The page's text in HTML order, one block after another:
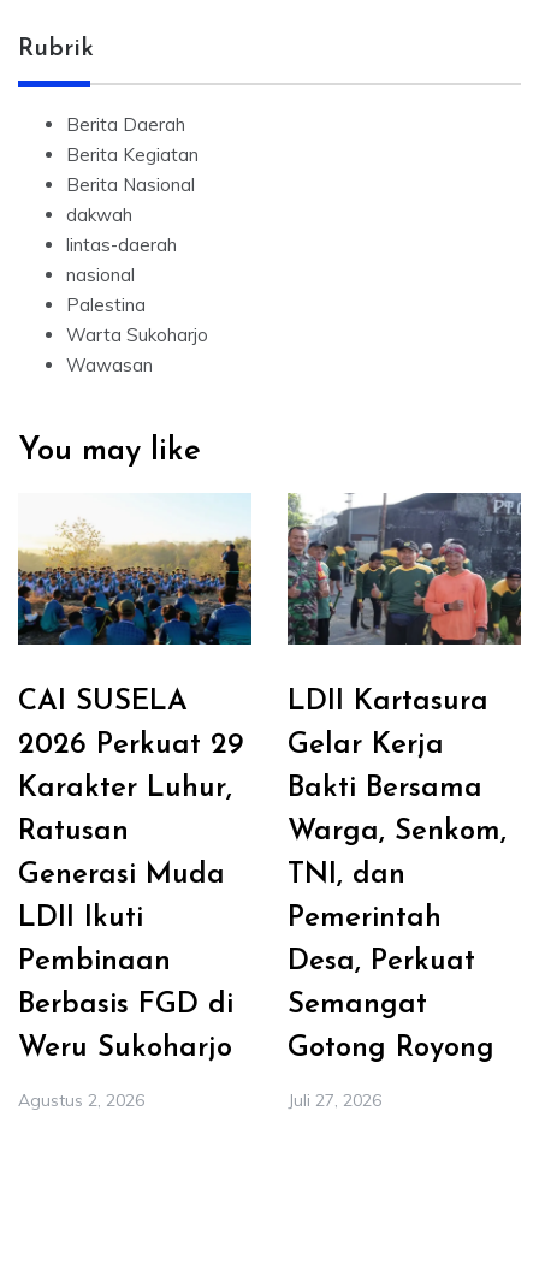
Rubrik
Berita Daerah
Berita Kegiatan
Berita Nasional
dakwah
lintas-daerah
nasional
Palestina
Warta Sukoharjo
Wawasan
You may like
CAI SUSELA
2026 Perkuat 29
Karakter Luhur,
Ratusan
Generasi Muda
LDII Ikuti
Pembinaan
Berbasis FGD di
Weru Sukoharjo
Agustus 2, 2026
LDII Kartasura
Gelar Kerja
Bakti Bersama
Warga, Senkom,
TNI, dan
Pemerintah
Desa, Perkuat
Semangat
Gotong Royong
Juli 27, 2026